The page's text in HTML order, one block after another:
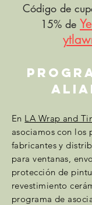
Código de
15% de
En LA Wrap and
asociamos con los
fabricantes y
para ventanas,
protección de
revestimiento
programa de